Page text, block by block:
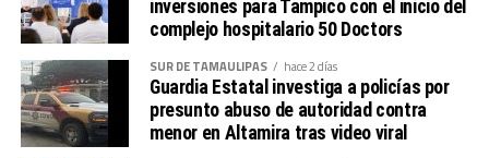
mantenido para escuchar sus necesidades y generar
acciones en beneficio de sus familias.
inversiones para Tampico con el inicio del
complejo hospitalario 50 Doctors
SUR DE TAMAULIPAS hace 2 días
Guardia Estatal investiga a policías por
presunto abuso de autoridad contra
menor en Altamira tras video viral